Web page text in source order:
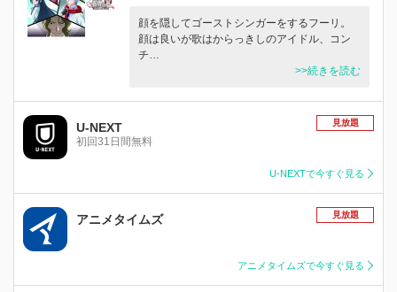
顔を隠してゴーストシンガーをするフーリ。
顔は良いが歌はからっきしのアイドル、コン
チ…
>>続きを読む
U-NEXT
初回31日間無料
見放題
U-NEXTで今すぐ見る
アニメタイムズ 見放題
アニメタイムズで今すぐ見る